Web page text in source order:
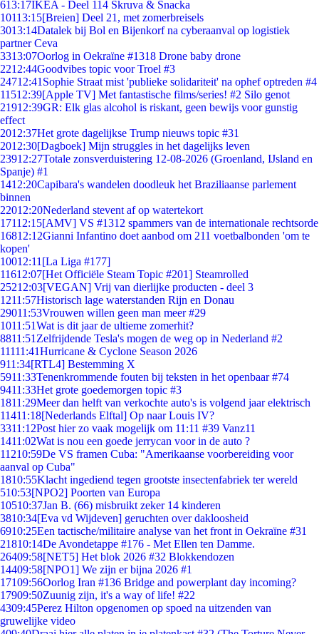
613:17IKEA - Deel 114 Skruva & Snacka
10113:15[Breien] Deel 21, met zomerbreisels
3013:14Datalek bij Bol en Bijenkorf na cyberaanval op logistiek
partner Ceva
3313:07Oorlog in Oekraïne #1318 Drone baby drone
2212:44Goodvibes topic voor Troel #3
24712:41 Sophie Straat mist 'publieke solidariteit' na ophef optreden #4
11512:39[Apple TV] Met fantastische films/series! #2 Silo genot
21912:39GR: Elk glas alcohol is riskant, geen bewijs voor gunstig
effect
2012:37Het grote dagelijkse Trump nieuws topic #31
2012:30[Dagboek] Mijn struggles in het dagelijks leven
23912:27Totale zonsverduistering 12-08-2026 (Groenland, IJsland en
Spanje) #1
1412:20Capibara's wandelen doodleuk het Braziliaanse parlement
binnen
22012:20Nederland stevent af op watertekort
17112:15[AMV] VS #1312 spammers van de internationale rechtsorde
16812:12Gianni Infantino doet aanbod om 211 voetbalbonden 'om te
kopen'
10012:11 [La Liga #177]
11612:07[Het Officiële Steam Topic #201] Steamrolled
25212:03[VEGAN] Vrij van dierlijke producten - deel 3
1211:57Historisch lage waterstanden Rijn en Donau
29011:53Vrouwen willen geen man meer #29
1011:51Wat is dit jaar de ultieme zomerhit?
8811:51 Zelfrijdende Tesla's mogen de weg op in Nederland #2
11111:41Hurricane & Cyclone Season 2026
911:34[RTL4] Bestemming X
5911:33Tenenkrommende fouten bij teksten in het openbaar #74
9411:33Het grote goedemorgen topic #3
1811:29Meer dan helft van verkochte auto's is volgend jaar elektrisch
11411:18[Nederlands Elftal] Op naar Louis IV?
3311:12Post hier zo vaak mogelijk om 11:11 #39 Vanz11
1411:02Wat is nou een goede jerrycan voor in de auto ?
11210:59De VS framen Cuba: "Amerikaanse voorbereiding voor
aanval op Cuba"
1810:55Klacht ingediend tegen grootste insectenfabriek ter wereld
510:53[NPO2] Poorten van Europa
10510:37Jan B. (66) misbruikt zeker 14 kinderen
3810:34[Eva vd Wijdeven] geruchten over dakloosheid
6910:25Een tactische/militaire analyse van het front in Oekraïne #31
21810:14De Avondetappe #176 - Met Ellen ten Damme.
26409:58[NET5] Het blok 2026 #32 Blokkendozen
14409:58[NPO1] We zijn er bijna 2026 #1
17109:56Oorlog Iran #136 Bridge and powerplant day incoming?
17909:50Zuunig zijn, it's a way of life! #22
4309:45Perez Hilton opgenomen op spoed na uitzenden van
gruwelijke video